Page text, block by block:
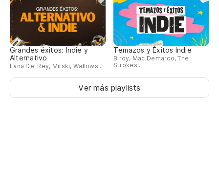
Grandes éxitos: Indie y
Alternativo
Lana Del Rey, Mitski, Wallows...
Temazos y Éxitos Indie
Birdy, Mac Demarco, The
Strokes...
Ver más playlists